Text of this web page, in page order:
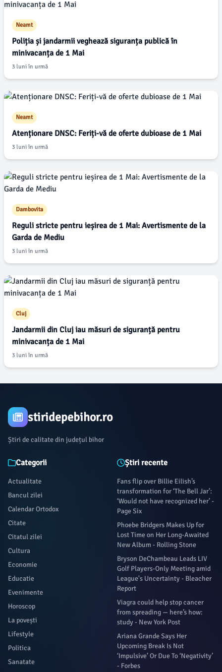
Neamt
Poliția și jandarmii veghează siguranța publică în
minivacanța de 1 Mai
3 luni în urmă
Neamt
Atenționare DNSC: Feriți-vă de oferte dubioase de 1 Mai
3 luni în urmă
Dambovita
Reguli stricte pentru ieșirea de 1 Mai: Avertismente de la
Garda de Mediu
3 luni în urmă
Cluj
Jandarmii din Cluj iau măsuri de siguranță pentru
minivacanța de 1 Mai
3 luni în urmă
stiridepebihor.ro
Știri de calitate din județul bihor
Categorii
Actualitate
Bancul zilei
Calendar Ortodox
Citate
Citatul zilei
Cultura
Economie
Educatie
Evenimente
Horoscop
La povești
Lifestyle
Politica
Sanatate
Știri recente
Fans flip over Billie Eilish’s
transformation for ‘The Bell Jar’:
‘Would not have recognized her’ -
Page Six
Phoebe Bridgers Makes Up for
Lost Time on Her Long-Awaited
New Album - Rolling Stone
Bryson DeChambeau Leads LIV
Golf Players-Only Meeting amid
League's Uncertainty - Bleacher
Report
Viagra could help stop cancer
from spreading — here’s how:
study - New York Post
Ariana Grande Says Her
Upcoming Break Is Not
‘Impulsive’ Or Due To ‘Negativity’
- Forbes